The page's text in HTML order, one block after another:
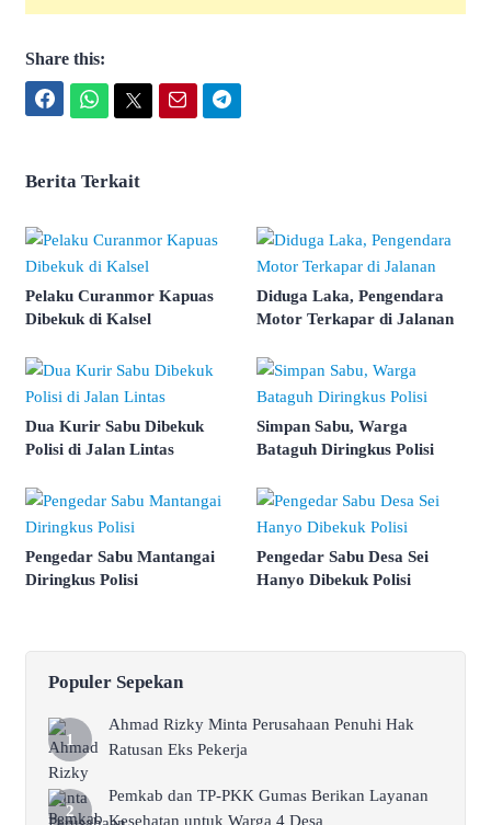
Share this:
Berita Terkait
Pelaku Curanmor Kapuas
Dibekuk di Kalsel
Diduga Laka, Pengendara
Motor Terkapar di Jalanan
Dua Kurir Sabu Dibekuk
Polisi di Jalan Lintas
Simpan Sabu, Warga
Bataguh Diringkus Polisi
Pengedar Sabu Mantangai
Diringkus Polisi
Pengedar Sabu Desa Sei
Hanyo Dibekuk Polisi
Populer Sepekan
Ahmad Rizky Minta Perusahaan Penuhi Hak
Ratusan Eks Pekerja
Pemkab dan TP-PKK Gumas Berikan Layanan
Kesehatan untuk Warga 4 Desa